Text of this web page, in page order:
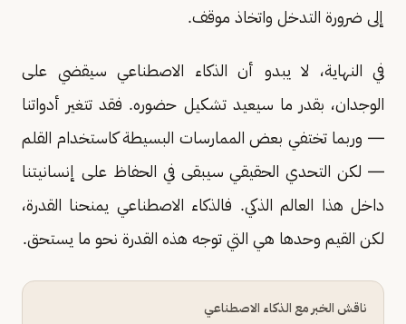
إلى ضرورة التدخل واتخاذ موقف.
في النهاية، لا يبدو أن الذكاء الاصطناعي سيقضي على
الوجدان، بقدر ما سيعيد تشكيل حضوره. فقد تتغير أدواتنا
— وربما تختفي بعض الممارسات البسيطة كاستخدام القلم
— لكن التحدي الحقيقي سيبقى في الحفاظ على إنسانيتنا
داخل هذا العالم الذكي. فالذكاء الاصطناعي يمنحنا القدرة،
لكن القيم وحدها هي التي توجه هذه القدرة نحو ما يستحق.
ناقش الخبر مع الذكاء الاصطناعي